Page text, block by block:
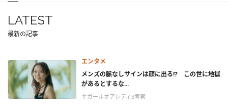
LATEST
最新の記事
エンタメ
メンズの脈なしサインは顔に出る!? この世に地獄
があるとするな...
＃ガールオアレディ3考察